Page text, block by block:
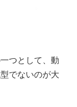
つとして、動
でないのが大